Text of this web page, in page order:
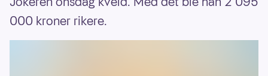
000 kroner rikere.